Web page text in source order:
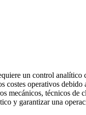
un control
operativos
mecánicos, técnicos
y garantizar una